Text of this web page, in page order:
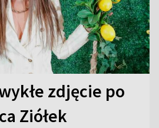
zdjęcie po
Ziółek